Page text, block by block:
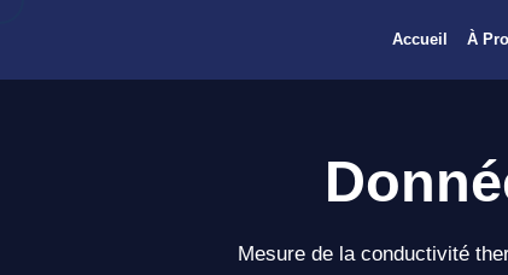
Accueil À
Mesure de la conductivité